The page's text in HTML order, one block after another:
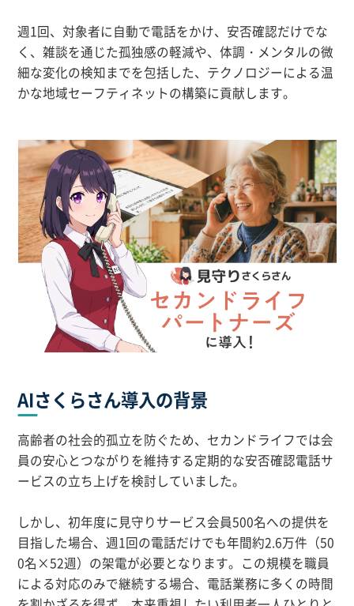
週1回、対象者に自動で電話をかけ、安否確認だけでな
く、雑談を通じた孤独感の軽減や、体調・メンタルの微
細な変化の検知までを包括した、テクノロジーによる温
かな地域セーフティネットの構築に貢献します。
AIさくらさん導入の背景
高齢者の社会的孤立を防ぐため、セカンドライフでは会
員の安心とつながりを維持する定期的な安否確認電話サ
ービスの立ち上げを検討していました。
しかし、初年度に見守りサービス会員500名への提供を
目指した場合、週1回の電話だけでも年間約2.6万件（50
0名×52週）の架電が必要となります。この規模を職員
による対応のみで継続する場合、電話業務に多くの時間